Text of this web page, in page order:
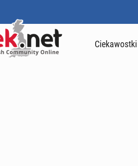
Ciekawostki